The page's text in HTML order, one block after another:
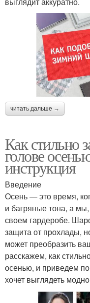
читать дальше →
Как стильно
голове
инструкция
Введение
Осень — это время,
и багряные тона, а
своем гардеробе.
защита от прохлады,
может преобразить
расскажем, как
осенью, и приведем
хочет выглядеть